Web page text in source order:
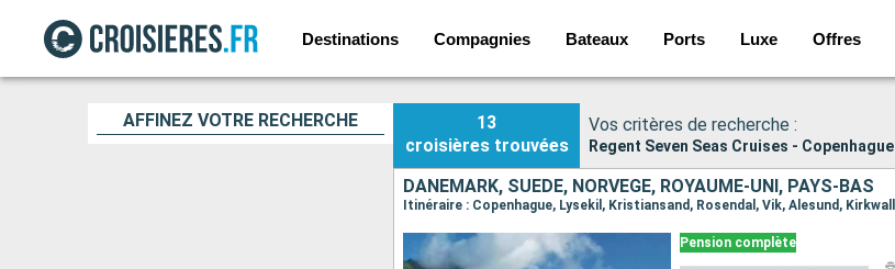
Destinations Compagnies Bateaux Ports Luxe Offres
AFFINEZ VOTRE RECHERCHE
13
croisières trouvées
Vos critères de recherche :
Regent Seven Seas Cruises - Copenhague
DANEMARK, SUÈDE, NORVÈGE, ROYAUME-UNI, PAYS-BAS
Pension complète